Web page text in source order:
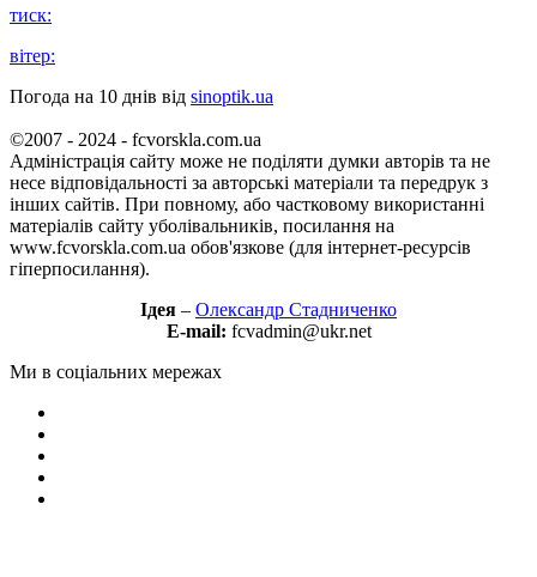
тиск:
вітер:
Погода на 10 днів від sinoptik.ua
©2007 - 2024 - fcvorskla.com.ua
Адміністрація сайту може не поділяти думки авторів та не
несе відповідальності за авторські матеріали та передрук з
інших сайтів. При повному, або частковому використанні
матеріалів сайту уболівальників, посилання на
www.fcvorskla.com.ua обов'язкове (для інтернет-ресурсів
гіперпосилання).
Ідея – Олександр Стадниченко
E-mail: fcvadmin@ukr.net
Ми в соціальних мережах